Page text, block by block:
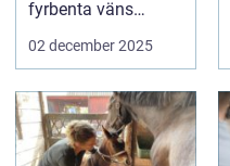
fyrbenta väns
välm&...
02 december 2025